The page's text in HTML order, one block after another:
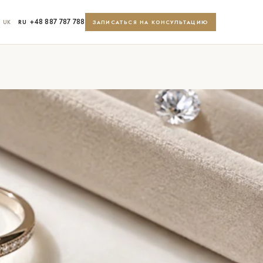
UK RU +48 887 787 788 ЗАПИСАТЬСЯ НА КОНСУЛЬТАЦИЮ